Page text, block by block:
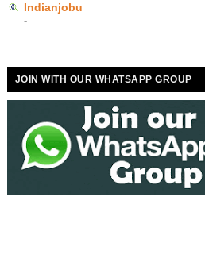
Indianjobu
-
JOIN WITH OUR WHATSAPP GROUP